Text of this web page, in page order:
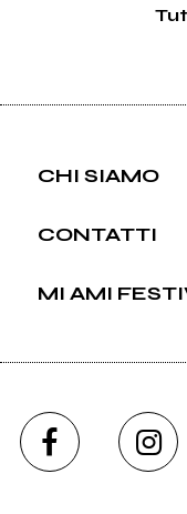
CHI SIAMO
CONTATTI
MI AMI